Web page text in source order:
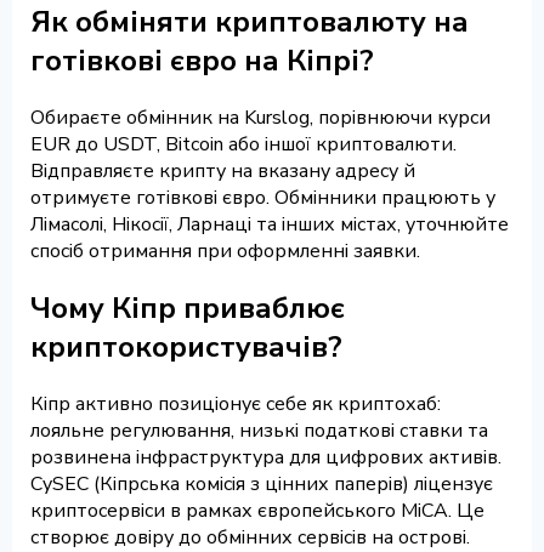
Як обміняти криптовалюту на
готівкові євро на Кіпрі?
Обираєте обмінник на Kurslog, порівнюючи курси
EUR до USDT, Bitcoin або іншої криптовалюти.
Відправляєте крипту на вказану адресу й
отримуєте готівкові євро. Обмінники працюють у
Лімасолі, Нікосії, Ларнаці та інших містах, уточнюйте
спосіб отримання при оформленні заявки.
Чому Кіпр приваблює
криптокористувачів?
Кіпр активно позиціонує себе як криптохаб:
лояльне регулювання, низькі податкові ставки та
розвинена інфраструктура для цифрових активів.
CySEC (Кіпрська комісія з цінних паперів) ліцензує
криптосервіси в рамках європейського MiCA. Це
створює довіру до обмінних сервісів на острові.